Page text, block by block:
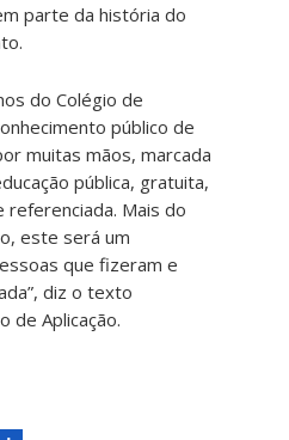
parte da história do
do Colégio de
público de
muitas mãos, marcada
pública, gratuita,
referenciada. Mais do
este será um
que fizeram e
diz o texto
de Aplicação.